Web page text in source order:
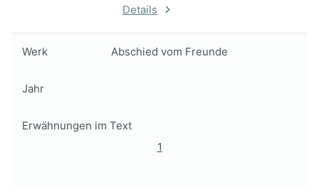
Details
Werk Abschied vom Freunde
Jahr
Erwähnungen im Text
1